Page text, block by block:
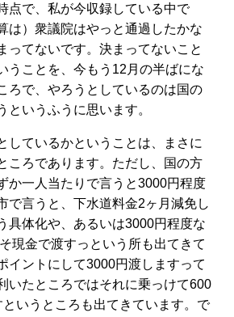
点で、私が今収録している中で
は）衆議院はやっと通過したかな
ってないです。決まってないこと
うことを、今もう12月の半ばにな
ろで、やろうとしているのは国の
というふうに思います。
しているかということは、まさに
ころであります。ただし、国の方
か一人当たりで言うと3000円程度
で言うと、下水道料金2ヶ月減免し
具体化や、あるいは3000円程度な
現金で渡すっという所も出てきて
イントにして3000円渡しますって
いたところではそれに乗っけて600
いうところも出てきています。で